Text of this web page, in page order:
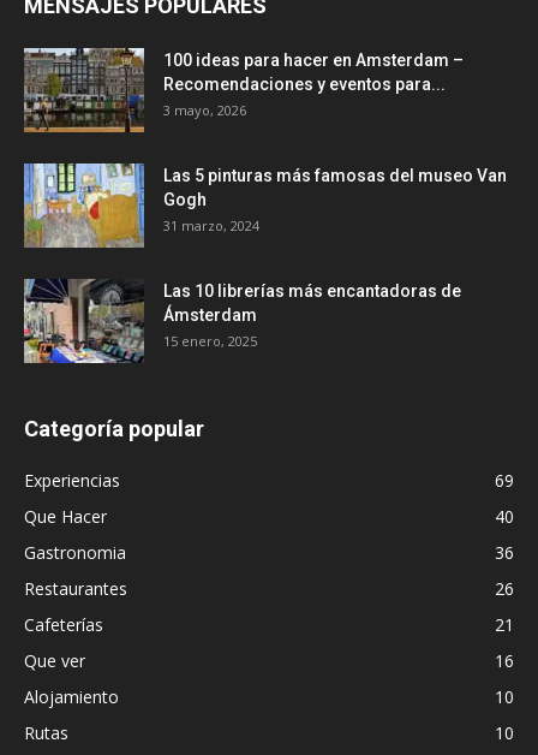
100 ideas para hacer en Amsterdam –
Recomendaciones y eventos para...
3 mayo, 2026
Las 5 pinturas más famosas del museo Van
Gogh
31 marzo, 2024
Las 10 librerías más encantadoras de
Ámsterdam
15 enero, 2025
Categoría popular
Experiencias
69
Que Hacer
40
Gastronomia
36
Restaurantes
26
Cafeterías
21
Que ver
16
Alojamiento
10
Rutas
10